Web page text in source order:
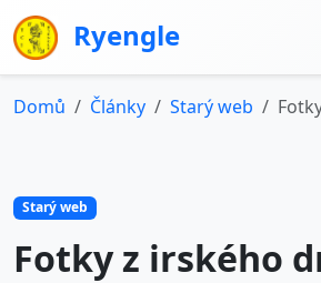
Ryengle
Domů Články Starý web
Starý web
Fotky z irského